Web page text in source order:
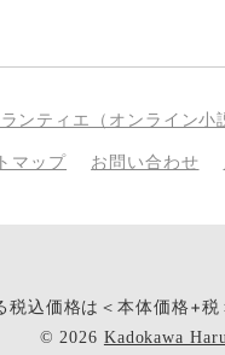
ンティエ（オンライン小
マップ お問い合わせ
込価格は＜本体価格+税
© 2026 Kadokawa